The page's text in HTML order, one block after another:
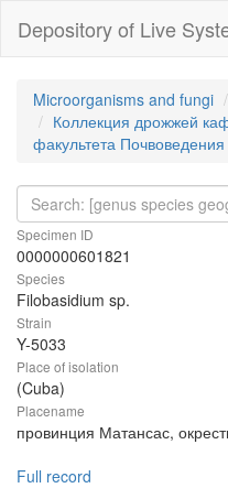
Depository of Live
Microorganisms and fungi
Коллекция дрожжей
факультета
Specimen ID
0000000601821
Species
Filobasidium sp.
Strain
Y-5033
Place of isolation
(Cuba)
Placename
провинция Матансас,
Full record